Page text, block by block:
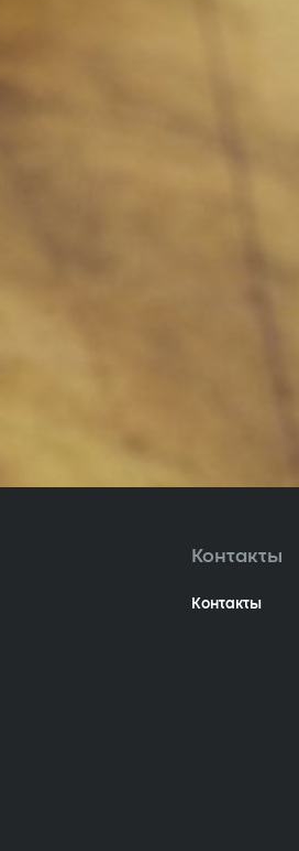
Контакты
Контакты